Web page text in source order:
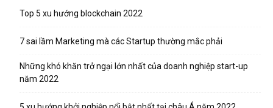
Top 5 xu hướng blockchain 2022
7 sai lầm Marketing mà các Startup thường mắc phải
Những khó khăn trở ngại lớn nhất của doanh nghiệp start-up
năm 2022